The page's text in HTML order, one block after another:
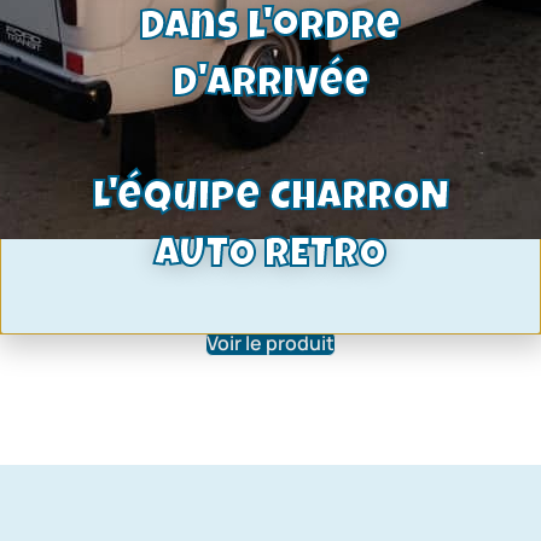
Câble de compteur — 262cm | Capri
mk3 et Granada boîte T9
Voir le produit
dans l'ordre
d'arrivée
L'équipe CHARRON
AUTO RETRO